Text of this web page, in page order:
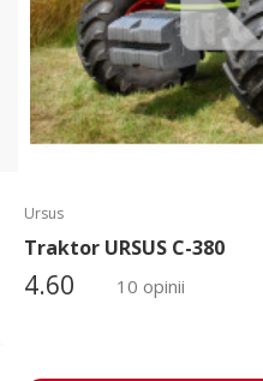
Ursus
Traktor URSUS C-380
4.60 10 opinii